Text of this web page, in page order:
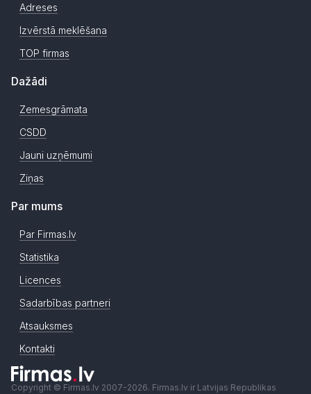
Adreses
Izvērstā meklēšana
TOP firmas
Dažādi
Zemesgrāmata
CSDD
Jauni uzņēmumi
Ziņas
Par mums
Par Firmas.lv
Statistika
Licences
Sadarbības partneri
Atsauksmes
Kontakti
Copyright © Firmas.lv 2007-2026. Firmas.lv ir Latvijas Republikas